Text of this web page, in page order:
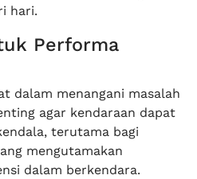
hari.
Performa
dalam menangani masalah
agar kendaraan dapat
terutama bagi
mengutamakan
dalam berkendara.